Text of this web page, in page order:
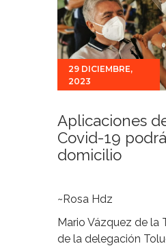
Promociones
Noticias
Para ti
29 DICIEMBRE,
2023
Aplicaciones
Covid-19
domicilio
~Rosa Hdz
Mario Vázquez de la
de la delegación